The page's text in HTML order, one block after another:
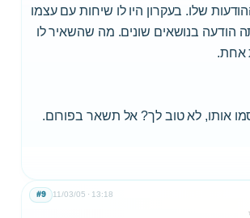
שלו. בעקרון היו לו שיחות עם עצמו
הודעה בנושאים שונים. מה שהשאיר לו
אחת.
אותו, לא טוב לך? אל תשאר בפורום.
11/03/05 13:18
#9